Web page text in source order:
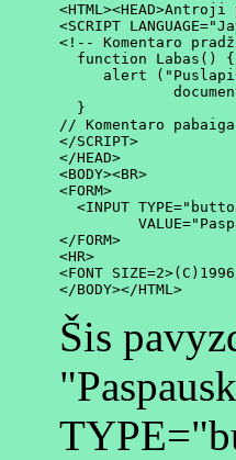
<SCRIPT
<!-- Komentaro
  function Labas() {
alert
  }
// Komentaro
</SCRIPT>
</HEAD>
<BODY><BR>
<FORM>
<INPUT
</FORM>
<HR>
<FONT
Šis